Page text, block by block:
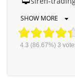
SHOW MORE
4.3 (86.67%) 3